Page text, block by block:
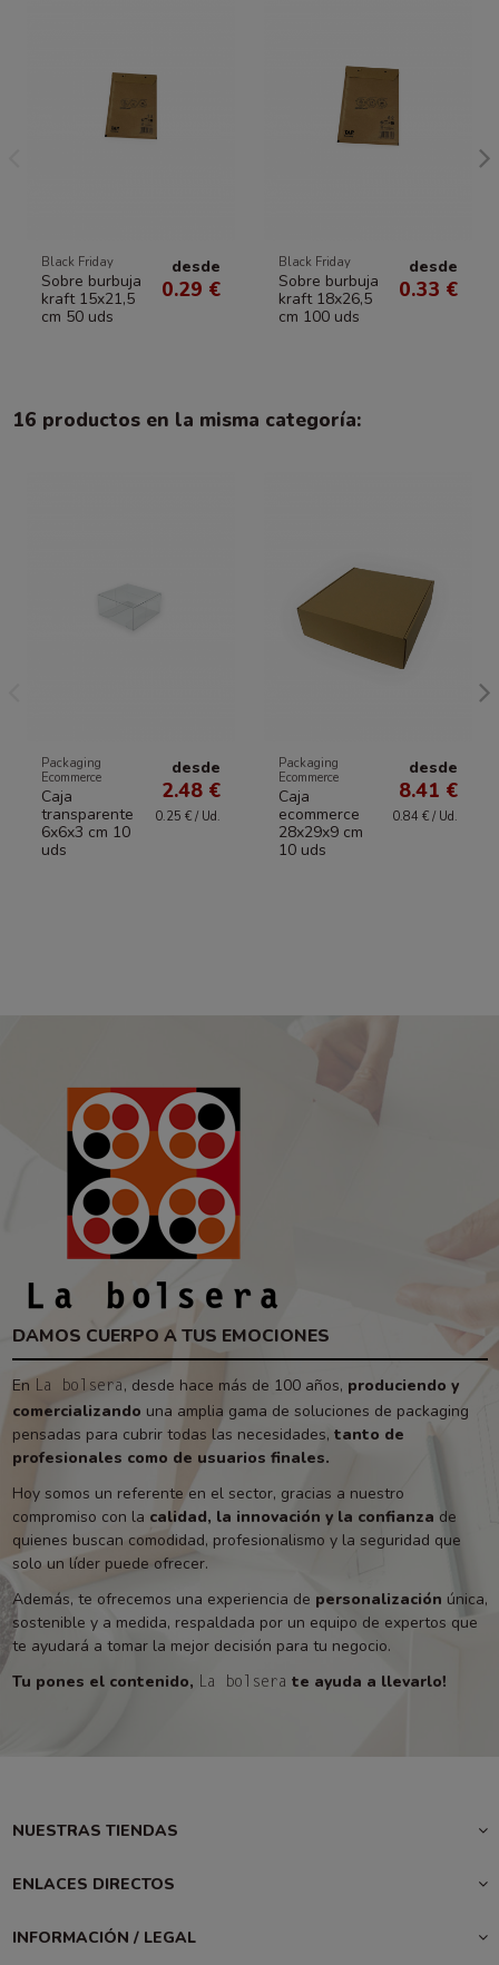
Black Friday
Sobre burbuja
kraft 15x21,5
cm 50 uds
desde
0.29 €
Black Friday
Sobre burbuja
kraft 18x26,5
cm 100 uds
desde
0.33 €
16 productos en la misma categoría:
Packaging
Ecommerce
Caja
transparente
6x6x3 cm 10
uds
desde
2.48 €
0.25 € / Ud.
Packaging
Ecommerce
Caja
ecommerce
28x29x9 cm
10 uds
desde
8.41 €
0.84 € / Ud.
DAMOS CUERPO A TUS EMOCIONES
En La bolsera , desde hace más de 100 años, produciendo y
comercializando una amplia gama de soluciones de packaging
pensadas para cubrir todas las necesidades, tanto de
profesionales como de usuarios finales.
Hoy somos un referente en el sector, gracias a nuestro
compromiso con la calidad, la innovación y la confianza de
quienes buscan comodidad, profesionalismo y la seguridad que
solo un líder puede ofrecer.
Además, te ofrecemos una experiencia de personalización única,
sostenible y a medida, respaldada por un equipo de expertos que
te ayudará a tomar la mejor decisión para tu negocio.
Tu pones el contenido, La bolsera te ayuda a llevarlo!
NUESTRAS TIENDAS
ENLACES DIRECTOS
INFORMACIÓN / LEGAL